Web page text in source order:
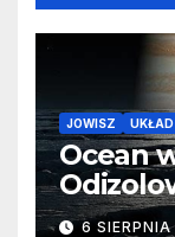
JOWISZ
Ocean
barierę
6